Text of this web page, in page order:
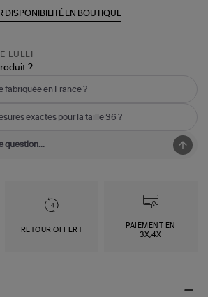
DISPONIBILITÉ EN BOUTIQUE
LULLI
?
fabriquée en France ?
exactes pour la taille 36 ?
RETOUR OFFERT
PAIEMENT EN
3X,4X